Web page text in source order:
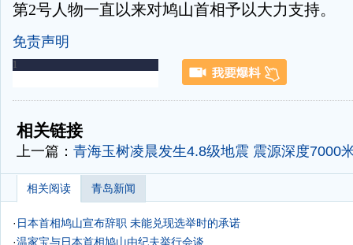
第2号人物一直以来对鸠山首相予以大力支持。
免责声明
-
相关链接
上一篇： 青海玉树凌晨发生4.8级地震 震源深度7000
相关阅读 青岛新闻
· 日本首相鸠山宣布辞职 未能兑现选举时的承诺
·温家宝与日本首相鸠山由纪夫举行会谈